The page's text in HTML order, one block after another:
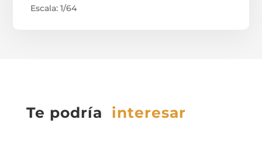
Escala: 1/64
Te podría interesar